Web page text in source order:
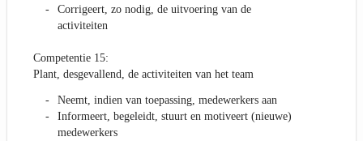
Corrigeert, zo nodig, de uitvoering van de
activiteiten
Competentie 15:
Plant, desgevallend, de activiteiten van het team
Neemt, indien van toepassing, medewerkers aan
Informeert, begeleidt, stuurt en motiveert (nieuwe)
medewerkers